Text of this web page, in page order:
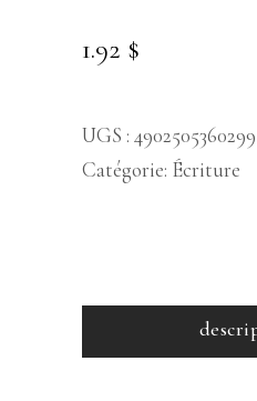
1.92 $
UGS : 4902505360299
Catégorie: Écriture